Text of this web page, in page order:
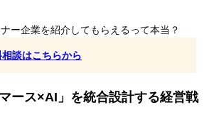
ー企業を紹介してもらえるって本当？
談はこちらから
ース×AI」を統合設計する経営戦